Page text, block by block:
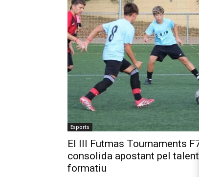
Esports
El III Futmas Tournaments F7
consolida apostant pel talent
formatiu